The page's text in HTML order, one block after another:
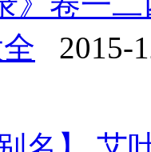
2015-